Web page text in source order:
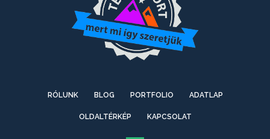
RÓLUNK BLOG PORTFOLIO ADATLAP
OLDALTÉRKÉP KAPCSOLAT